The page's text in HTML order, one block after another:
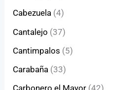
Cabezuela (4)
Cantalejo (37)
Cantimpalos (5)
Carabaña (33)